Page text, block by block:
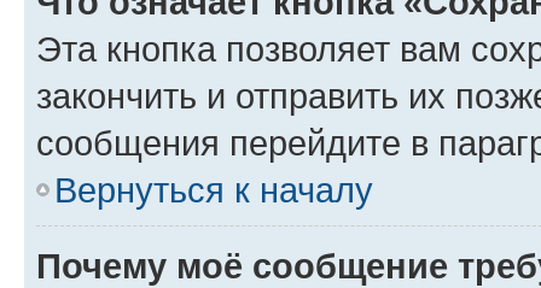
Эта кнопка позволяет вам
закончить и отправить их
сообщения перейдите в
Вернуться к началу
Почему моё сообщение